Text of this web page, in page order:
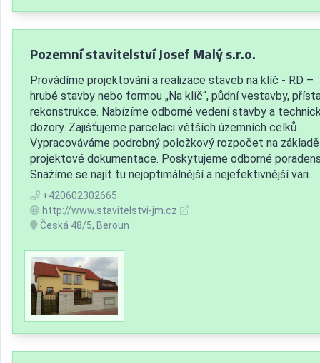
Pozemní stavitelství Josef Malý s.r.o.
Provádíme projektování a realizace staveb na klíč - RD –
hrubé stavby nebo formou „Na klíč“, půdní vestavby,
rekonstrukce. Nabízíme odborné vedení stavby a
dozory. Zajišťujeme parcelaci větších územních celků.
Vypracováváme podrobný položkový rozpočet na základě
projektové dokumentace. Poskytujeme odborné
Snažíme se najít tu nejoptimálnější a nejefektivnější vari...
+420602302665
http://www.stavitelstvi-jm.cz
Česká 48/5, Beroun